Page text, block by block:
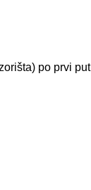
po prvi put